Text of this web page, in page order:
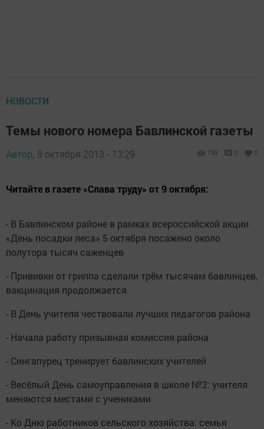
НОВОСТИ
Темы нового номера Бавлинской газеты
Автор, 8 октября 2013 - 13:29 739 0 0
Читайте в газете «Слава труду» от 9 октября:
- В Бавлинском районе в рамках всероссийской акции
«День посадки леса» 5 октября посажено около
полутора тысяч саженцев
- Прививки от гриппа сделали трём тысячам бавлинцев,
вакцинация продолжается
- В День учителя чествовали лучших педагогов района
- Начала работу призывная комиссия района
- Сингапурец тренирует бавлинских учителей
- Весёлый День самоуправления в школе №2: учителя
меняются местами с учениками
- Ко Дню работников сельского хозяйства: семья